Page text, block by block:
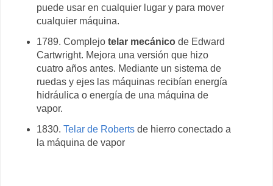
puede usar en cualquier lugar y para mover
cualquier máquina.
1789. Complejotelar mecánico de Edward
Cartwright. Mejora una versión que hizo
cuatro años antes. Mediante un sistema de
ruedas y ejes las máquinas recibían energía
hidráulica o energía de una máquina de
vapor.
1830.Telar de Roberts de hierro conectado a
la máquina de vapor